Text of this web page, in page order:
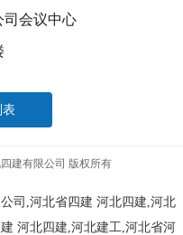
司会议中心
四建有限公司 版权所有
司,河北省四建 河北四建,河北
河北四建,河北建工,河北省河